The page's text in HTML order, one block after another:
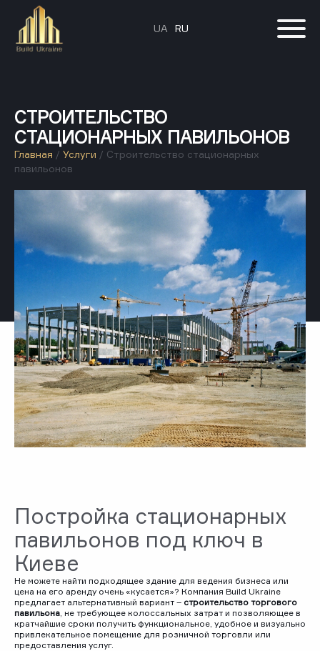
UA RU
СТРОИТЕЛЬСТВО
СТАЦИОНАРНЫХ ПАВИЛЬОНОВ
Главная / Услуги / Строительство стационарных
павильонов
Постройка стационарных
павильонов под ключ в
Киеве
Не можете найти подходящее здание для ведения бизнеса или
цена на его аренду очень «кусается»? Компания Build Ukraine
предлагает альтернативный вариант – строительство торгового
павильона, не требующее колоссальных затрат и позволяющее в
кратчайшие сроки получить функциональное, удобное и визуально
привлекательное помещение для розничной торговли или
предоставления услуг.